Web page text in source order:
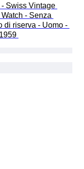
- Swiss Vintage
Watch - Senza
di riserva - Uomo -